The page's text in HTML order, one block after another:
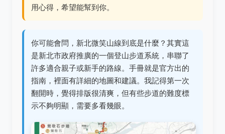
用心得，希望能幫到你。
你可能會問，新北微笑山線到底是什麼？其實這
是新北市政府推廣的一個登山步道系統，串聯了
許多適合親子或新手的路線。手冊就是官方出的
指南，裡面有詳細的地圖和建議。我記得第一次
翻開時，覺得排版很清爽，但有些步道的難度標
示不夠明顯，需要多看幾眼。